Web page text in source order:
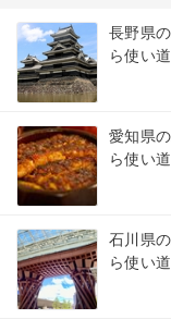
長野県
ら使い
愛知県
ら使い
石川県
ら使い